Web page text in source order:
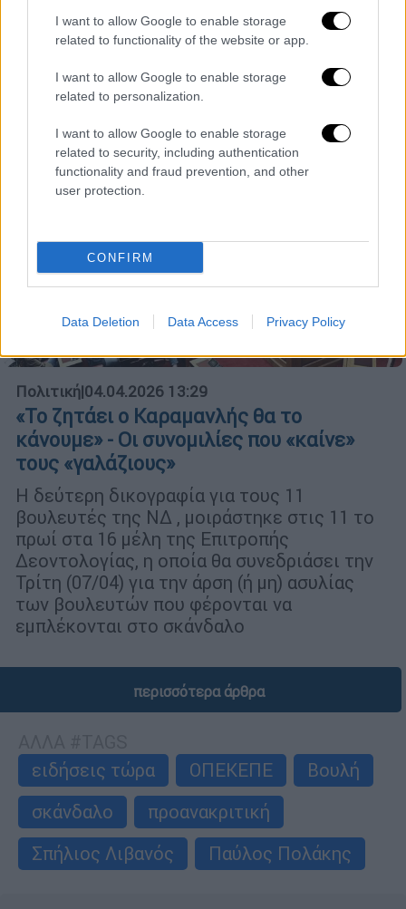
I want to allow Google to enable storage
related to functionality of the website or app.
I want to allow Google to enable storage
related to personalization.
I want to allow Google to enable storage
related to security, including authentication
functionality and fraud prevention, and other
user protection.
CONFIRM
Data Deletion Data Access Privacy Policy
πρόεδρο του ΟΠΕΚΕΠΕ εξυπηρετήσεις για
παραγωγούς του νομού Σερρών (όπου
Πολιτική|04.04.2026 13:29
«Το ζητάει ο Καραμανλής θα το
κάνουμε» - Οι συνομιλίες που «καίνε»
τους «γαλάζιους»
Η δεύτερη δικογραφία για τους 11
βουλευτές της ΝΔ , μοιράστηκε στις 11 το
πρωί στα 16 μέλη της Επιτροπής
Δεοντολογίας, η οποία θα συνεδριάσει την
Τρίτη (07/04) για την άρση (ή μη) ασυλίας
των βουλευτών που φέρονται να
εμπλέκονται στο σκάνδαλο
περισσότερα άρθρα
ειδήσεις τώρα
ΟΠΕΚΕΠΕ
Βουλή
σκάνδαλο
προανακριτική
Σπήλιος Λιβανός
Παύλος Πολάκης